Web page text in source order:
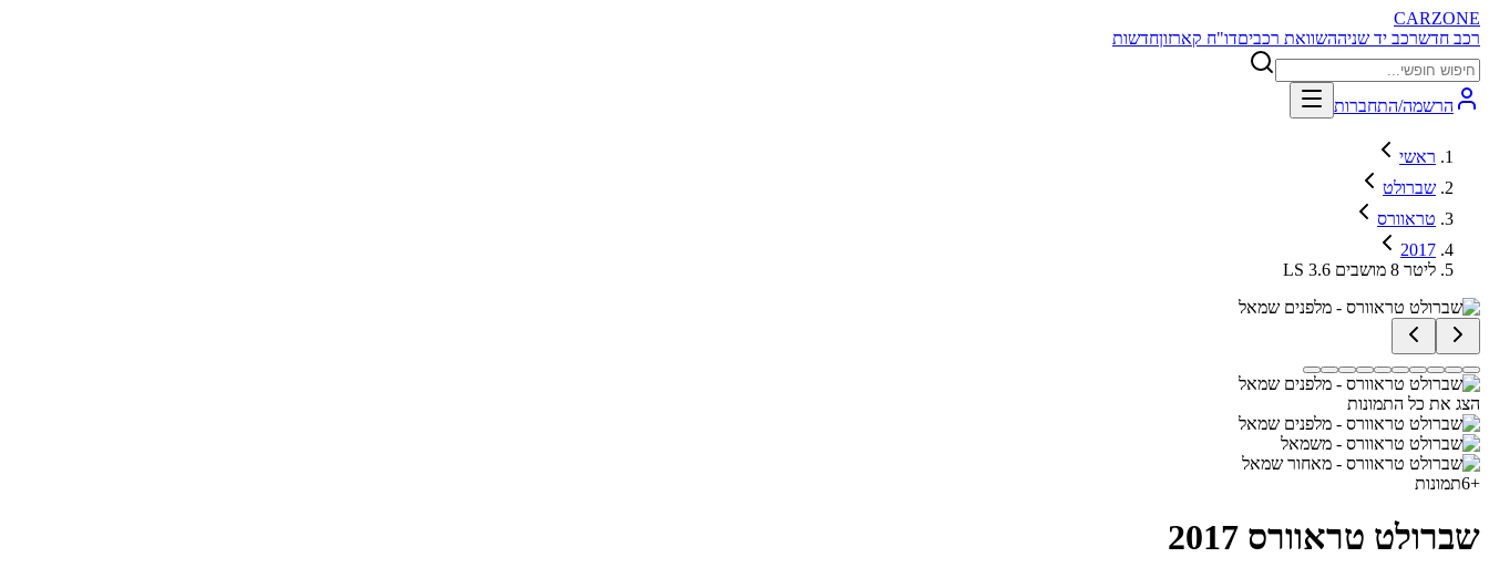
CARZONE
רכב חדשרכב יד שניההשוואת רכביםדו"ח קארזוןחדשות
הרשמה/התחברות
ראשי
שברולט
טראוורס
2017
LS 3.6 ליטר 8 מושבים
הצג את כל התמונות
+
6תמונות
שברולט טראוורס 2017